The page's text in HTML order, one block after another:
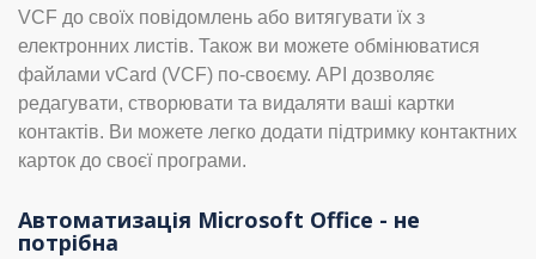
VCF до своїх повідомлень або витягувати їх з
електронних листів. Також ви можете обмінюватися
файлами vCard (VCF) по-своєму. API дозволяє
редагувати, створювати та видаляти ваші картки
контактів. Ви можете легко додати підтримку контактних
карток до своєї програми.
Автоматизація Microsoft Office - не
потрібна